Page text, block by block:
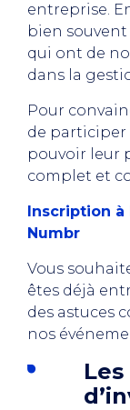
entreprise.
bien souvent
qui ont de
dans la
Pour
de participer
pouvoir leur
complet et
Inscription
Numbr
Vous
êtes déjà
des astuces
nos